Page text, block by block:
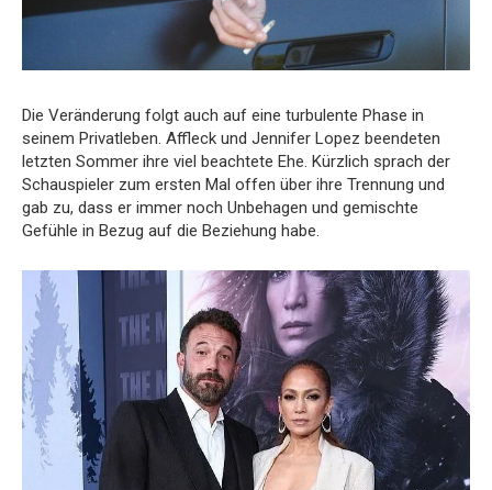
Die Veränderung folgt auch auf eine turbulente Phase in
seinem Privatleben. Affleck und Jennifer Lopez beendeten
letzten Sommer ihre viel beachtete Ehe. Kürzlich sprach der
Schauspieler zum ersten Mal offen über ihre Trennung und
gab zu, dass er immer noch Unbehagen und gemischte
Gefühle in Bezug auf die Beziehung habe.